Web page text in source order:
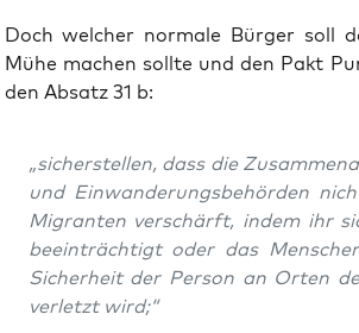
Doch wel­cher nor­ma­le Bür­ger soll
Mühe machen soll­te und den Pakt
den Absatz 31 b:
„sicher­stel­len, dass die
und Ein­wan­de­rungs­be­hör­den
Migran­ten ver­schärft, indem ihr
beein­träch­tigt oder das
Sicher­heit der Per­son an Orten
ver­letzt wird;“